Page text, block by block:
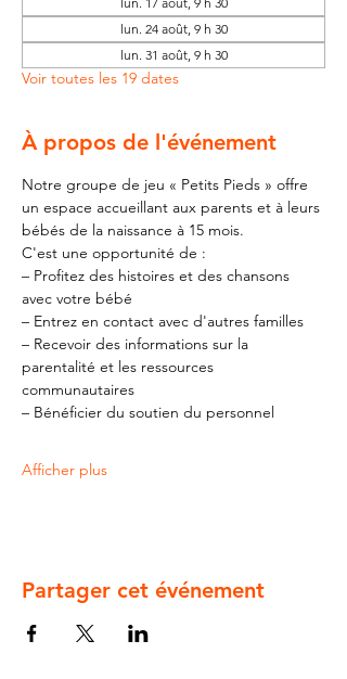
lun. 24 août, 9 h 30
lun. 31 août, 9 h 30
Voir toutes les 19 dates
À propos de l'événement
Notre groupe de jeu « Petits Pieds » offre
un espace accueillant aux parents et à leurs
bébés de la naissance à 15 mois.
C'est une opportunité de :
– Profitez des histoires et des chansons
avec votre bébé
– Entrez en contact avec d'autres familles
– Recevoir des informations sur la
parentalité et les ressources
communautaires
– Bénéficier du soutien du personnel
Afficher plus
Partager cet événement